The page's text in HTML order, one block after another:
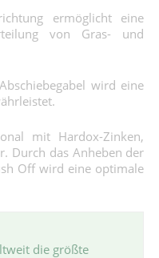
ermöglicht eine
von Gras- und
wird eine
mit Hardox-Zinken,
Durch das Anheben der
Off wird eine optimale
die größte